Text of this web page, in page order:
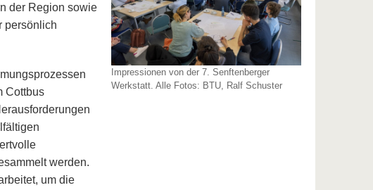
der Region sowie
persönlich
Cottbus
werden.
um die
Impressionen von der 7. Senftenberger
Werkstatt. Alle Fotos: BTU, Ralf Schuster